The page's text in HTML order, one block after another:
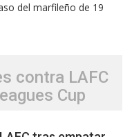
del marfileño de 19
contra LAFC
Cup